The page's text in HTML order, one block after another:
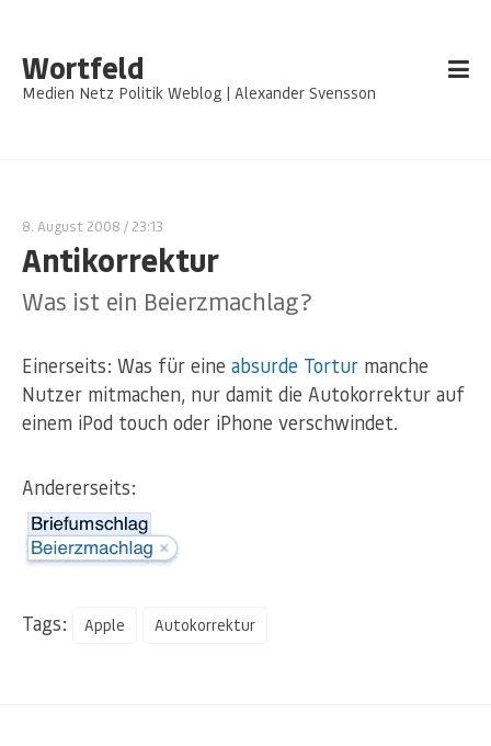
Wortfeld
Medien Netz Politik Weblog | Alexander Svensson
8. August 2008 / 23:13
Antikorrektur
Was ist ein Beierzmachlag?
Einerseits: Was für eine absurde Tortur manche
Nutzer mitmachen, nur damit die Autokorrektur auf
einem iPod touch oder iPhone verschwindet.
Andererseits:
Tags: Apple Autokorrektur